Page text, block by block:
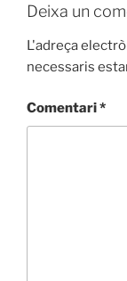
Deixa un
L'adreça
necessaris
Comentari*